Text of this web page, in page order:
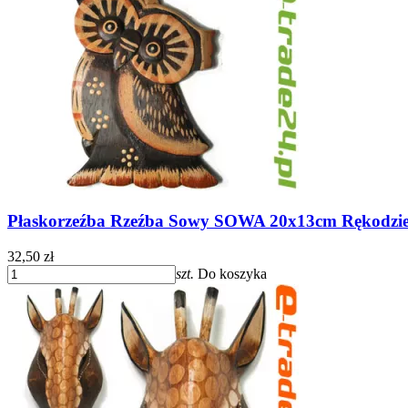
Płaskorzeźba Rzeźba Sowy SOWA 20x13cm
32,50 zł
szt. Do koszyka